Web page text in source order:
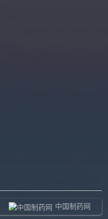
中国制药网